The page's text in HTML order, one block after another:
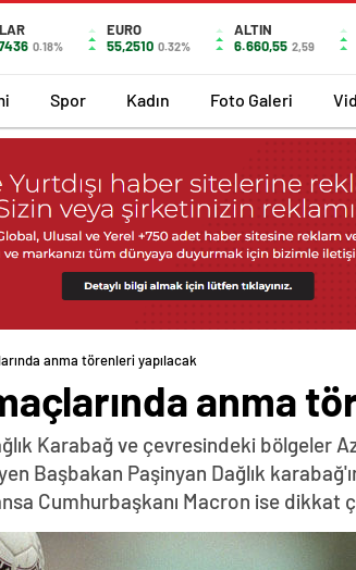
0.18%
EURO
55,2510 0.32%
ALTIN
6.660,55 2,59
Spor Kadın Foto Galeri
anma törenleri yapılacak
anma
Karabağ ve çevresindeki bölgeler
Başbakan Paşinyan Dağlık
Cumhurbaşkanı Macron ise